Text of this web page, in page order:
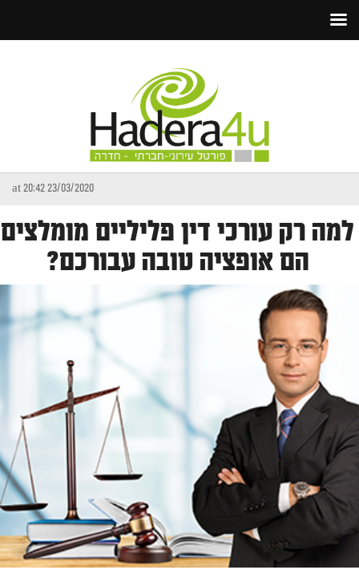
23/03/2020 at 20:42
למה רק עורכי דין פליליים מומלצים
הם אופציה טובה עבורכם?